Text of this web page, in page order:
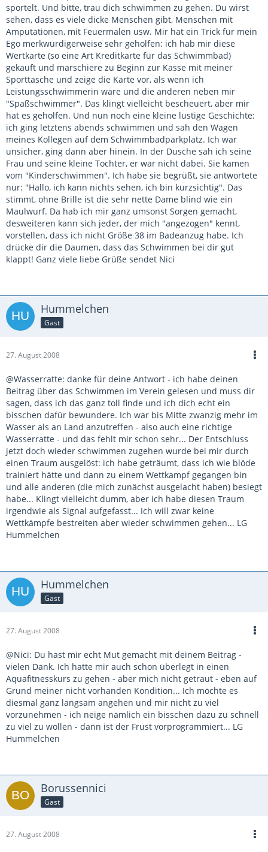
sportelt. Und bitte, trau dich schwimmen zu gehen. Du wirst
sehen, dass es viele dicke Menschen gibt, Menschen mit
Amputationen, mit Feuermalen usw. Mir hat ein Trick für mein
Ego merkwürdigerweise sehr geholfen: ich hab mir diese
Wertkarte (so eine Art Kreditkarte für das Schwimmbad)
gekauft und marschiere zu Beginn zur Kasse mit meiner
Sporttasche und zeige die Karte vor, als wenn ich
Leistungsschwimmerin wäre und die anderen neben mir
"Spaßschwimmer". Das klingt vielleicht bescheuert, aber mir
hat es geholfen. Und nun noch eine kleine lustige Geschichte:
ich ging letztens abends schwimmen und sah den Wagen
meines Kollegen auf dem Schwimmbadparkplatz. Ich war
unsicher, ging dann aber hinein. In der Dusche sah ich seine
Frau und seine kleine Tochter, er war nicht dabei. Sie kamen
vom "Kinderschwimmen". Ich habe sie begrüßt, sie antwortete
nur: "Hallo, ich kann nichts sehen, ich bin kurzsichtig". Das
stimmt, ohne Brille ist die sehr nette Dame blind wie ein
Maulwurf. Da hab ich mir ganz umsonst Sorgen gemacht,
desweiteren kann sich jeder, der mich "angezogen" kennt,
vorstellen, dass ich nicht Größe 38 im Badeanzug habe. Ich
drücke dir die Daumen, dass das Schwimmen bei dir gut
klappt! Ganz viele liebe Grüße sendet Nici
Hummelchen
Gast
27. August 2008
@Wasserratte: danke für deine Antwort - ich habe deinen
Beitrag über das Schwimmen im Verein gelesen und muss dir
sagen, dass ich das ganz toll finde und ich dich echt ein
bisschen dafür bewundere. Ich war bis Mitte zwanzig mehr im
Wasser als an Land anzutreffen - also auch eine richtige
Wasserratte - und das fehlt mir schon sehr... Der Entschluss
jetzt doch wieder schwimmen zugehen wurde bei mir durch
einen Traum ausgelöst: ich habe geträumt, dass ich wie blöde
trainiert hätte und dann zu einem Wettkampf gegangen bin
und alle anderen (die mich zunächst ausgelacht haben) besiegt
habe... Klingt vielleicht dumm, aber ich habe diesen Traum
irgendwie als Signal aufgefasst... Ich will zwar keine
Wettkämpfe bestreiten aber wieder schwimmen gehen... LG
Hummelchen
Hummelchen
Gast
27. August 2008
@Nici: Du hast mir echt Mut gemacht mit deinem Beitrag -
vielen Dank. Ich hatte mir auch schon überlegt in einen
Aquafitnesskurs zu gehen - aber mich nicht getraut - eben auf
Grund meiner nicht vorhanden Kondition... Ich möchte es
diesmal ganz langsam angehen und mir nicht zu viel
vorzunehmen - ich neige nämlich ein bisschen dazu zu schnell
zu viel zu wollen - dann ist der Frust vorprogrammiert... LG
Hummelchen
Borussennici
Gast
27. August 2008